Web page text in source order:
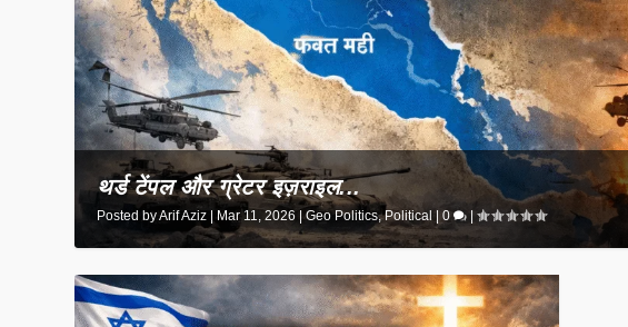
थर्ड टेंपल और ग्रेटर इज़राइल...
Posted byArif Aziz Mar 11, 2026 |Geo Politics,Political |0 |